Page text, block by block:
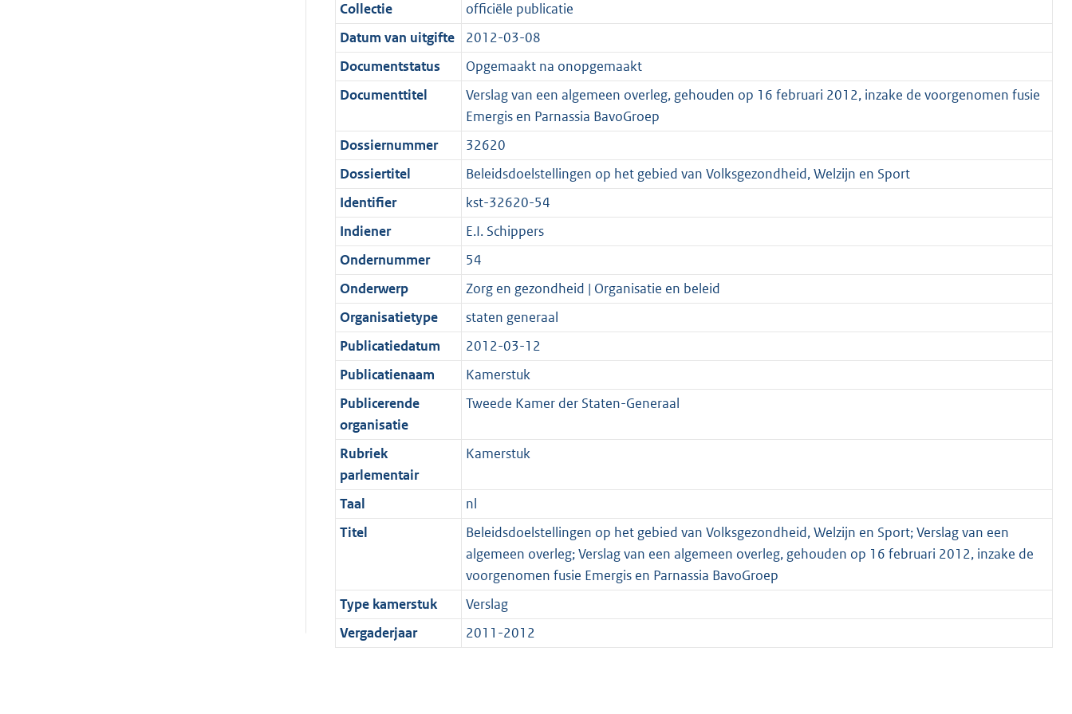
i
e
i
n
o
r
m
a
a
t
7
4
K
b
t
i
e
i
f
o
r
m
a
a
t
:
2
1
K
a
t
i
e
n
f
o
r
m
a
a
t
e
:
5
0
b
c
a
t
i
i
n
f
o
r
m
a
a
t
t
e
:
1
K
b
d
s
g
r
o
o
t
e
:
2
b
n
d
s
g
r
o
t
t
e
:
K
b
Collectie
officiële publicatie
Datum van uitgifte
2012-03-08
Documentstatus
Opgemaakt na onopgemaakt
Documenttitel
Verslag van een algemeen overleg, gehouden op 16 februari 2012, inzake de voorgenomen fusie
Emergis en Parnassia BavoGroep
Dossiernummer
32620
Dossiertitel
Beleidsdoelstellingen op het gebied van Volksgezondheid, Welzijn en Sport
Identifier
kst-32620-54
Indiener
E.I. Schippers
Ondernummer
54
Onderwerp
Zorg en gezondheid | Organisatie en beleid
Organisatietype
staten generaal
Publicatiedatum
2012-03-12
Publicatienaam
Kamerstuk
Publicerende
organisatie
Tweede Kamer der Staten-Generaal
Rubriek
parlementair
Kamerstuk
Taal
nl
Titel
Beleidsdoelstellingen op het gebied van Volksgezondheid, Welzijn en Sport; Verslag van een
algemeen overleg; Verslag van een algemeen overleg, gehouden op 16 februari 2012, inzake de
voorgenomen fusie Emergis en Parnassia BavoGroep
Type kamerstuk
Verslag
Vergaderjaar
2011-2012